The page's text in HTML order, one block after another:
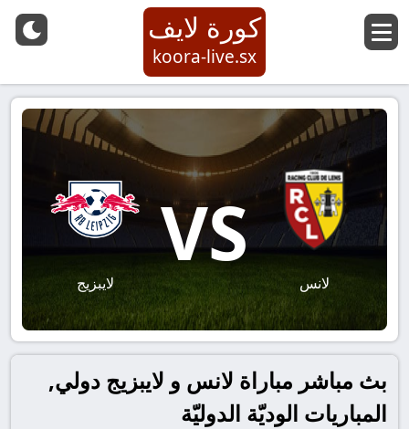
كورة لايف
koora-live.sx
لانس
VS
لايبزيج
بث مباشر مباراة لانس و لايبزيج دولي,
المباريات الوديّة الدوليّة